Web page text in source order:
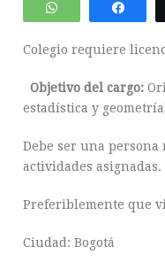
WhatsApp
Colegio requiere
Objetivo del cargo:
estadística y
Debe ser una
actividades asignadas.
Preferiblemente que
Ciudad: Bogotá